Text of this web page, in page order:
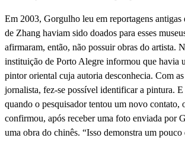
Em 2003, Gorgulho leu em reportagens antigas
de Zhang haviam sido doados para esses
afirmaram, então, não possuir obras do artista.
instituição de Porto Alegre informou que havia
pintor oriental cuja autoria desconhecia. Com
jornalista, fez-se possível identificar a pintura. E
quando o pesquisador tentou um novo contato,
confirmou, após receber uma foto enviada por
uma obra do chinês. “Isso demonstra um pouco